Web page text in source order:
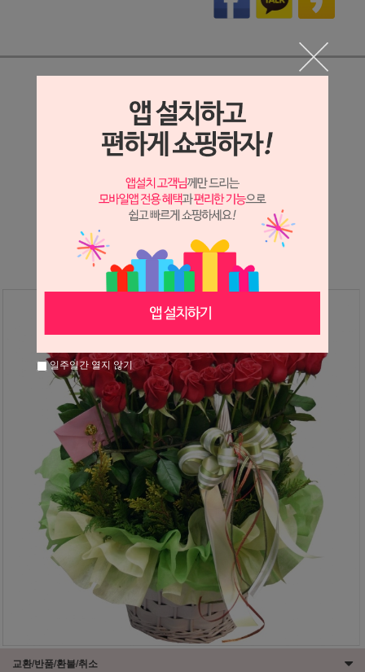
상세정보 새창 열기
상세 정보를 확대해 보실 수 있습니다.
※ 필독해주세요 ※
는 시세 변동에 따라 가격이 달라질 수 있으니
문의 후 주문 바랍니다.
교환/반품/환불/취소
일주일간 열지 않기